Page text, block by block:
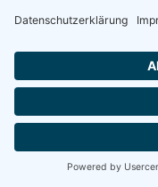
Gruber-Kalender
Datenschutz
Im Auftrag des